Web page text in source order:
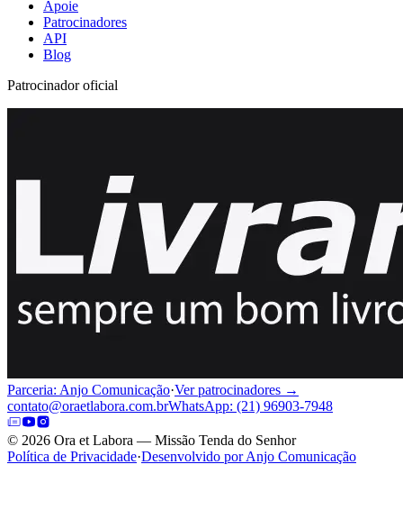
Apoie
Patrocinadores
API
Blog
Patrocinador oficial
Parceria: Anjo Comunicação·Ver patrocinadores →
contato@oraetlabora.com.brWhatsApp: (21) 96903-7948
© 2026 Ora et Labora — Missão Tenda do Senhor
Política de Privacidade·Desenvolvido por Anjo Comunicação